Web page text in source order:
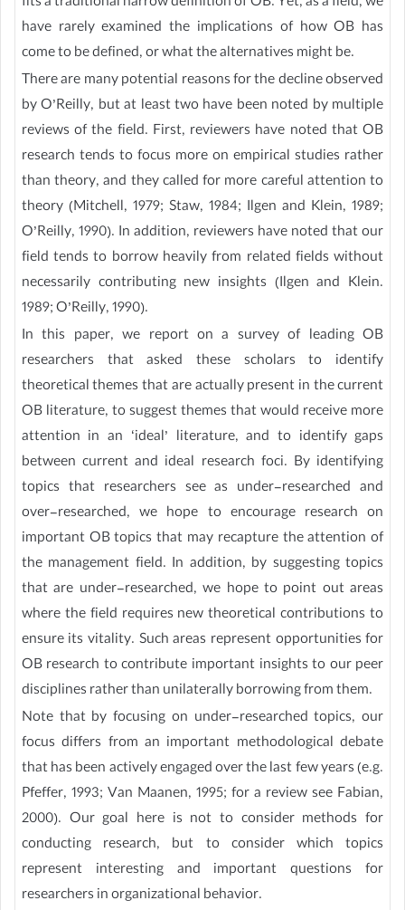
have rarely examined the implications of how OB has
come to be defined, or what the alternatives might be.
There are many potential reasons for the decline observed
by O’Reilly, but at least two have been noted by multiple
reviews of the field. First, reviewers have noted that OB
research tends to focus more on empirical studies rather
than theory, and they called for more careful attention to
theory (Mitchell, 1979; Staw, 1984; Ilgen and Klein, 1989;
O’Reilly, 1990). In addition, reviewers have noted that our
field tends to borrow heavily from related fields without
necessarily contributing new insights (Ilgen and Klein.
1989; O’Reilly, 1990).
In this paper, we report on a survey of leading OB
researchers that asked these scholars to identify
theoretical themes that are actually present in the current
OB literature, to suggest themes that would receive more
attention in an ‘ideal’ literature, and to identify gaps
between current and ideal research foci. By identifying
topics that researchers see as under-researched and
over-researched, we hope to encourage research on
important OB topics that may recapture the attention of
the management field. In addition, by suggesting topics
that are under-researched, we hope to point out areas
where the field requires new theoretical contributions to
ensure its vitality. Such areas represent opportunities for
OB research to contribute important insights to our peer
disciplines rather than unilaterally borrowing from them.
Note that by focusing on under-researched topics, our
focus differs from an important methodological debate
that has been actively engaged over the last few years (e.g.
Pfeffer, 1993; Van Maanen, 1995; for a review see Fabian,
2000). Our goal here is not to consider methods for
conducting research, but to consider which topics
represent interesting and important questions for
researchers in organizational behavior.